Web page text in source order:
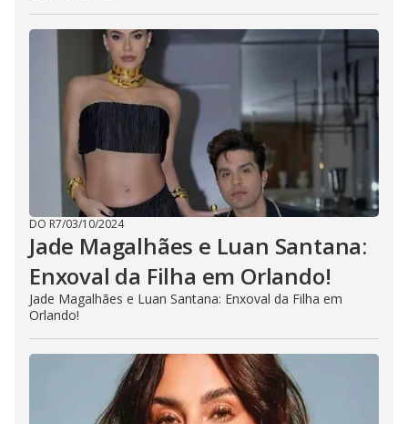
DO R7/03/10/2024
Jade Magalhães e Luan Santana:
Enxoval da Filha em Orlando!
Jade Magalhães e Luan Santana: Enxoval da Filha em
Orlando!